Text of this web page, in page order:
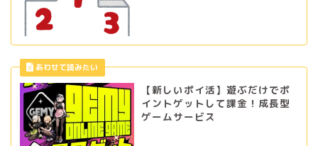
【新しいポイ活】遊ぶだけでポ
イントゲットして課金！成長型
ゲームサービス